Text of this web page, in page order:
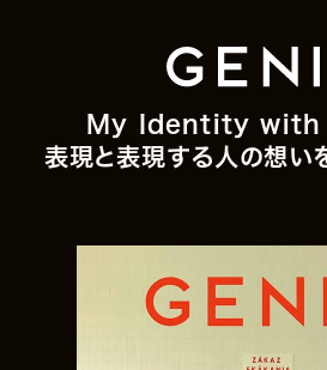
My Identity with
表現と表現する人の想い